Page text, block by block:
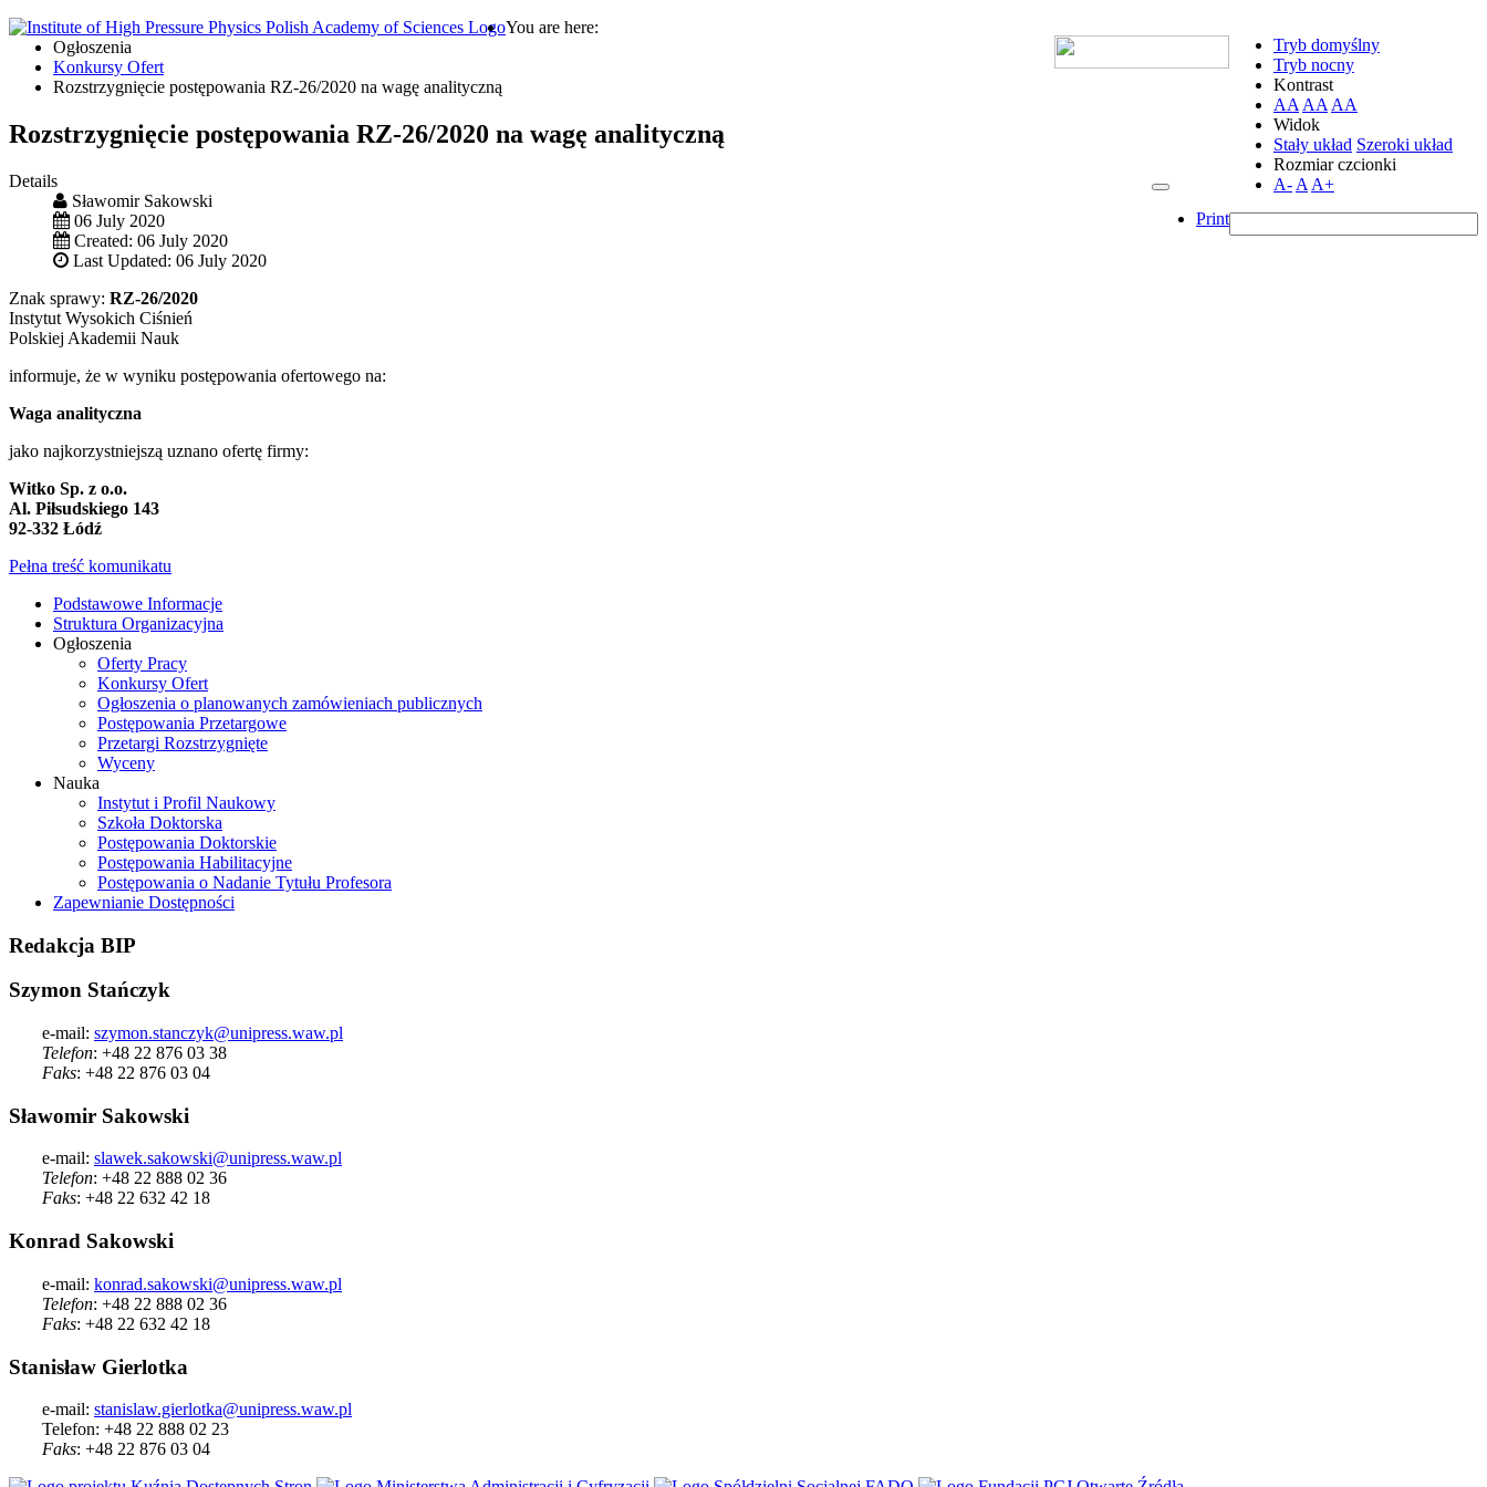
Tryb domyślny
Tryb nocny
Kontrast
AA AA AA
Widok
Stały układ Szeroki układ
Rozmiar czcionki
A- A A+
You are here:
Ogłoszenia
Konkursy Ofert
Rozstrzygnięcie postępowania RZ-26/2020 na wagę analityczną
Rozstrzygnięcie postępowania RZ-26/2020 na wagę analityczną
Print
Details
Sławomir Sakowski
06 July 2020
Created: 06 July 2020
Last Updated: 06 July 2020
Znak sprawy: RZ-26/2020
Instytut Wysokich Ciśnień
Polskiej Akademii Nauk
informuje, że w wyniku postępowania ofertowego na:
Waga analityczna
jako najkorzystniejszą uznano ofertę firmy:
Witko Sp. z o.o.
Al. Piłsudskiego 143
92-332 Łódź
Pełna treść komunikatu
Podstawowe Informacje
Struktura Organizacyjna
Ogłoszenia
Oferty Pracy
Konkursy Ofert
Ogłoszenia o planowanych zamówieniach publicznych
Postępowania Przetargowe
Przetargi Rozstrzygnięte
Wyceny
Nauka
Instytut i Profil Naukowy
Szkoła Doktorska
Postępowania Doktorskie
Postępowania Habilitacyjne
Postępowania o Nadanie Tytułu Profesora
Zapewnianie Dostępności
Redakcja BIP
Szymon Stańczyk
e-mail: szymon.stanczyk@unipress.waw.pl
Telefon: +48 22 876 03 38
Faks: +48 22 876 03 04
Sławomir Sakowski
e-mail: slawek.sakowski@unipress.waw.pl
Telefon: +48 22 888 02 36
Faks: +48 22 632 42 18
Konrad Sakowski
e-mail: konrad.sakowski@unipress.waw.pl
Telefon: +48 22 888 02 36
Faks: +48 22 632 42 18
Stanisław Gierlotka
e-mail: stanislaw.gierlotka@unipress.waw.pl
Telefon: +48 22 888 02 23
Faks: +48 22 876 03 04